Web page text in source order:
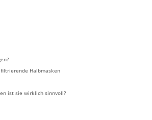
Halbmasken
ist sie wirklich sinnvoll?